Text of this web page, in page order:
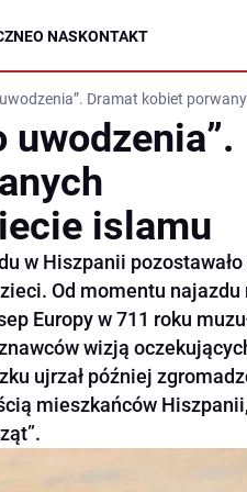
O NASKONTAKT
Dramat kobiet
uwodzenia”.
islamu
w Hiszpanii
Od momentu najazdu
Europy w 711 roku
wizją
ujrzał później
mieszkańców